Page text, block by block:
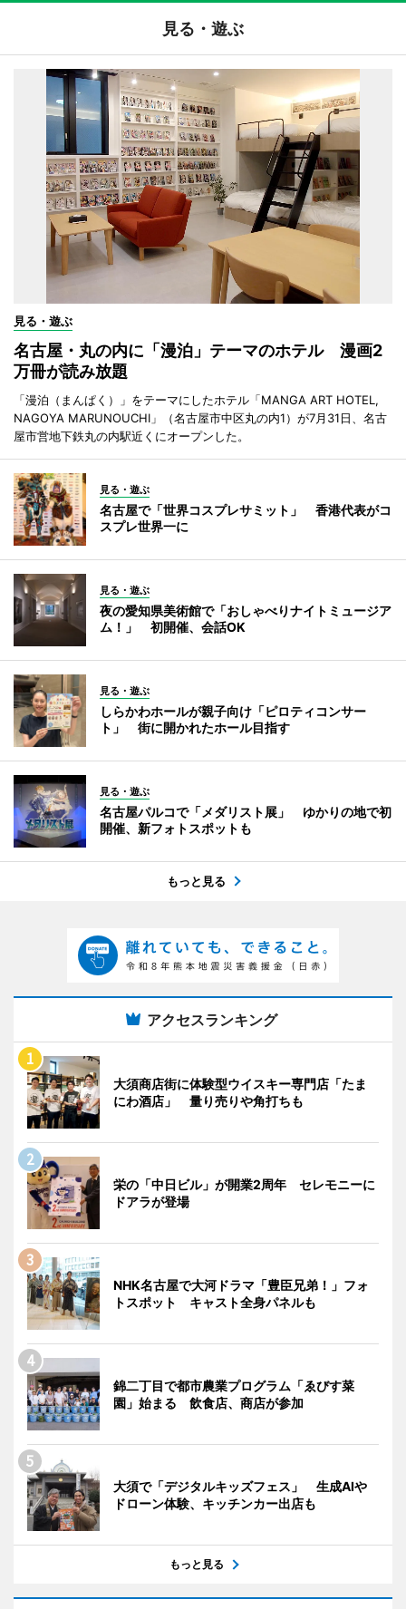
見る・遊ぶ
見る・遊ぶ
名古屋・丸の内に「漫泊」テーマのホテル 漫画2
万冊が読み放題
「漫泊（まんぱく）」をテーマにしたホテル「MANGA ART HOTEL,
NAGOYA MARUNOUCHI」（名古屋市中区丸の内1）が7月31日、名古
屋市営地下鉄丸の内駅近くにオープンした。
見る・遊ぶ
名古屋で「世界コスプレサミット」 香港代表がコ
スプレ世界一に
見る・遊ぶ
夜の愛知県美術館で「おしゃべりナイトミュージア
ム！」 初開催、会話OK
見る・遊ぶ
しらかわホールが親子向け「ピロティコンサー
ト」 街に開かれたホール目指す
見る・遊ぶ
名古屋パルコで「メダリスト展」 ゆかりの地で初
開催、新フォトスポットも
もっと見る
アクセスランキング
大須商店街に体験型ウイスキー専門店「たま
にわ酒店」 量り売りや角打ちも
栄の「中日ビル」が開業2周年 セレモニーに
ドアラが登場
NHK名古屋で大河ドラマ「豊臣兄弟！」フォ
トスポット キャスト全身パネルも
錦二丁目で都市農業プログラム「ゑびす菜
園」始まる 飲食店、商店が参加
大須で「デジタルキッズフェス」 生成AIや
ドローン体験、キッチンカー出店も
もっと見る